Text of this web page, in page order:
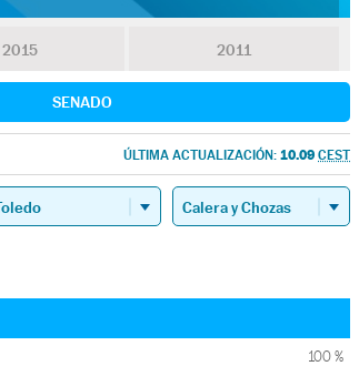
2015 2011
SENADO
ÚLTIMA ACTUALIZACIÓN: 10.09 CEST
100 %